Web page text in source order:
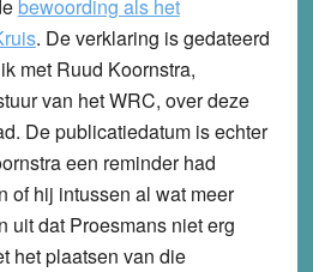
bewoording als het
. De verklaring is gedateerd
met Ruud Koornstra,
van het WRC, over deze
De publicatiedatum is echter
een reminder had
of hij intussen al wat meer
uit dat Proesmans niet erg
het plaatsen van die